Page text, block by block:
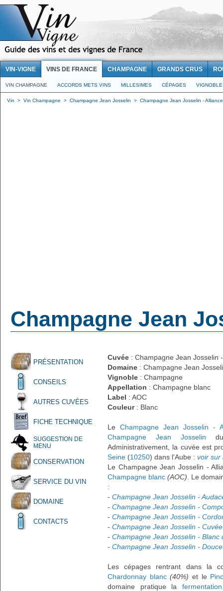
VIN-VIGNE VINS DE FRANCE CHAMPAGNE GRANDS CRUS
VIN CHAMPAGNE ACCORDS METS VINS MILLESIMES CÉPAGES
Vin > Vin Champagne > Champagne Jean Josselin > Champagne Jean Josselin - Alliance
Champagne Jean
PRÉSENTATION
CONSEILS
AUTRES CUVÉES
FICHE TECHNIQUE
SUGGESTION DE
MENU
CONSERVATION
SERVICE DU VIN
DOMAINE
CONTACTS
Cuvée : Champagne Jean Josselin
Domaine : Champagne Jean
Vignoble : Champagne
Appellation : Champagne blanc
Label : AOC
Couleur: Blanc
Le Champagne Jean Josselin -
Champagne Jean Josselin
Administrativement, la cuvée est
Seine (10250) dans l'Aube : voir sur
Le Champagne Jean Josselin -
Champagne blanc (AOC) . Le
:
- Champagne Jean Josselin -
- Champagne Jean Josselin -
- Champagne Jean Josselin -
- Champagne Jean Josselin -
- Champagne Jean Josselin - Blanc
- Champagne Jean Josselin -
Les cépages rentrant dans la
Chardonnay blanc (40%) et le
domaine pratique la